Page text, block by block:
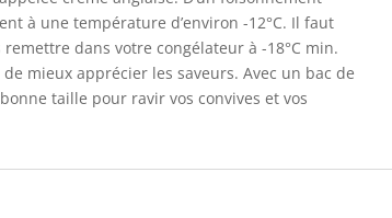
à une température d’environ -12°C. Il faut
dans votre congélateur à -18°C min.
mieux apprécier les saveurs. Avec un bac de
taille pour ravir vos convives et vos